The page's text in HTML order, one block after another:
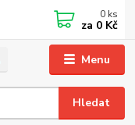
Menu
Hledat
0 ks
za 0 Kč